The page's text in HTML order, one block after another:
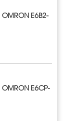
E6B2‐
E6CP‐